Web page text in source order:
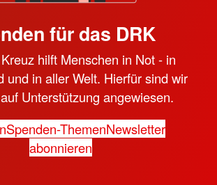
für das DRK
hilft Menschen in Not - in
und in aller Welt. Hierfür sind wir
Unterstützung angewiesen.
Spenden-ThemenNewsletter
abonnieren